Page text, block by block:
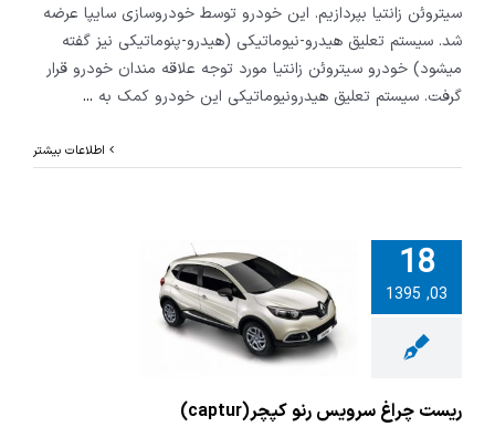
سیتروئن زانتیا بپردازیم. این خودرو توسط خودروسازی سایپا عرضه
شد. سیستم تعلیق هیدرو-نیوماتیکی (هیدرو-پنوماتیکی نیز گفته
میشود) خودرو سیتروئن زانتیا مورد توجه علاقه مندان خودرو قرار
گرفت. سیستم تعلیق هیدرونیوماتیکی این خودرو کمک به ...
اطلاعات بیشتر
18
03, 1395
سرویس
ریست چراغ سرویس رنو کپچر(captur)